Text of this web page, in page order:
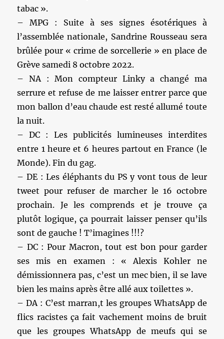
tabac ».
– MPG : Suite à ses signes ésotériques à
l’assemblée nationale, Sandrine Rousseau sera
brûlée pour « crime de sorcellerie » en place de
Grève samedi 8 octobre 2022.
– NA : Mon compteur Linky a changé ma
serrure et refuse de me laisser entrer parce que
mon ballon d’eau chaude est resté allumé toute
la nuit.
– DC : Les publicités lumineuses interdites
entre 1 heure et 6 heures partout en France (le
Monde). Fin du gag.
– DE : Les éléphants du PS y vont tous de leur
tweet pour refuser de marcher le 16 octobre
prochain. Je les comprends et je trouve ça
plutôt logique, ça pourrait laisser penser qu’ils
sont de gauche ! T’imagines !!!?
– DC : Pour Macron, tout est bon pour garder
ses mis en examen : « Alexis Kohler ne
démissionnera pas, c’est un mec bien, il se lave
bien les mains après être allé aux toilettes ».
– DA : C’est marran,t les groupes WhatsApp de
flics racistes ça fait vachement moins de bruit
que les groupes WhatsApp de meufs qui se